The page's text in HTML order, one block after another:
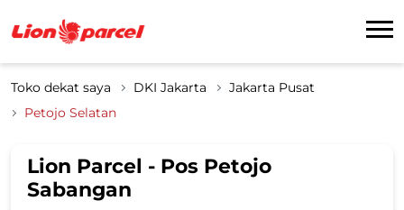
Toko dekat saya DKI Jakarta
Jakarta Pusat
Petojo Selatan
Lion Parcel - Pos Petojo
Sabangan